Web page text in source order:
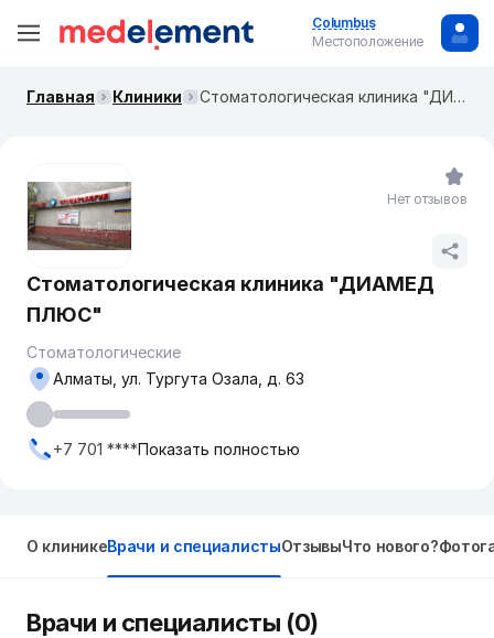
Columbus
Местоположение
Главная Клиники Стоматологическая клиника "ДИАМЕД ПЛЮС"
Стоматологическая клиника "ДИАМЕД
ПЛЮС"
Стоматологические
Алматы, ул. Тургута Озала, д. 63
+7 701 ****Показать полностью
Нет отзывов
О клиникеВрачи и специалистыОтзывыЧто нового?
Врачи и специалисты (0)